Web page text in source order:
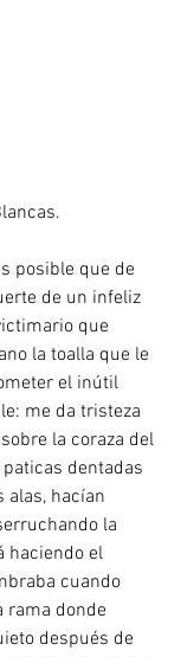
de un infeliz
que
la toalla que le
el inútil
me da tristeza
la coraza del
dentadas
alas, hacían
la
haciendo el
cuando
rama donde
después de